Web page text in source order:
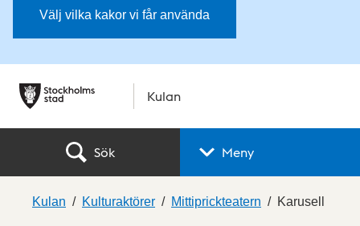
Välj vilka kakor vi får använda
Kulan
Sök Meny
Kulan Kulturaktörer Mittiprickteatern Karusell